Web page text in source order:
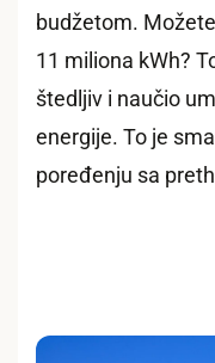
budžetom.
11 miliona kWh?
štedljiv i naučio
energije. To je
poređenju sa